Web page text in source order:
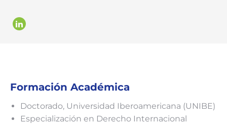
LinkedIn
Formación Académica
Doctorado, Universidad Iberoamericana (UNIBE)
Especialización en Derecho Internacional